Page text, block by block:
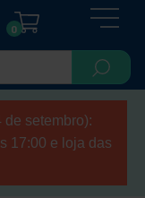
0
de setembro):
17:00 e loja das